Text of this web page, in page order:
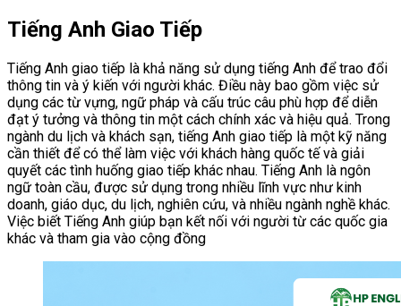
Tiếng Anh Giao Tiếp
Tiếng Anh giao tiếp là khả năng sử dụng tiếng Anh để trao đổi
thông tin và ý kiến với người khác. Điều này bao gồm việc sử
dụng các từ vựng, ngữ pháp và cấu trúc câu phù hợp để diễn
đạt ý tưởng và thông tin một cách chính xác và hiệu quả. Trong
ngành du lịch và khách sạn, tiếng Anh giao tiếp là một kỹ năng
cần thiết để có thể làm việc với khách hàng quốc tế và giải
quyết các tình huống giao tiếp khác nhau. Tiếng Anh là ngôn
ngữ toàn cầu, được sử dụng trong nhiều lĩnh vực như kinh
doanh, giáo dục, du lịch, nghiên cứu, và nhiều ngành nghề khác.
Việc biết Tiếng Anh giúp bạn kết nối với người từ các quốc gia
khác và tham gia vào cộng đồng